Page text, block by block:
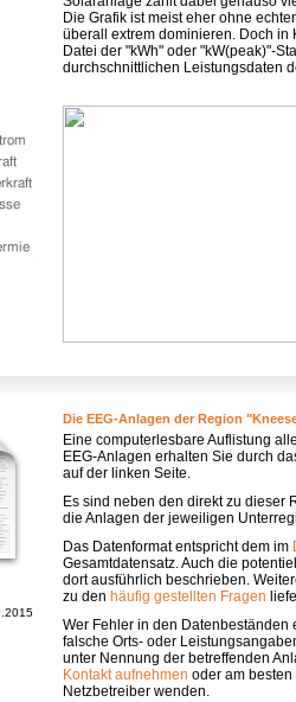
Die Grafik ist meist eher ohne
überall extrem dominieren. Doch in
Datei der "kWh" oder "kW(peak)"-
durchschnittlichen Leistungsdaten
Die EEG-Anlagen der Region
Eine computerlesbare Auflistung
EEG-Anlagen erhalten Sie durch
auf der linken Seite.
Es sind neben den direkt zu dieser
die Anlagen der jeweiligen
Das Datenformat entspricht dem im
Gesamtdatensatz. Auch die
dort ausführlich beschrieben.
zu den häufig gestellten Fragen
Wer Fehler in den Datenbeständen
falsche Orts- oder
unter Nennung der betreffenden
Kontakt aufnehmen oder am
Netzbetreiber wenden.